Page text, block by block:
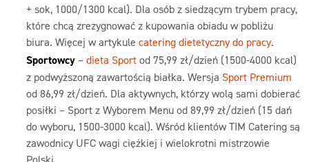
+ sok, 1000/1300 kcal). Dla osób z siedzącym trybem pracy,
które chcą zrezygnować z kupowania obiadu w pobliżu
biura. Więcej w artykule catering dietetyczny do pracy.
Sportowcy – dieta Sport od 75,99 zł/dzień (1500-4000 kcal)
z podwyższoną zawartością białka. Wersja Sport Premium
od 86,99 zł/dzień. Dla aktywnych, którzy wolą sami dobierać
posiłki – Sport z Wyborem Menu od 89,99 zł/dzień (15 dań
do wyboru, 1500-3000 kcal). Wśród klientów TIM Catering są
zawodnicy UFC wagi ciężkiej i wielokrotni mistrzowie
Polski.